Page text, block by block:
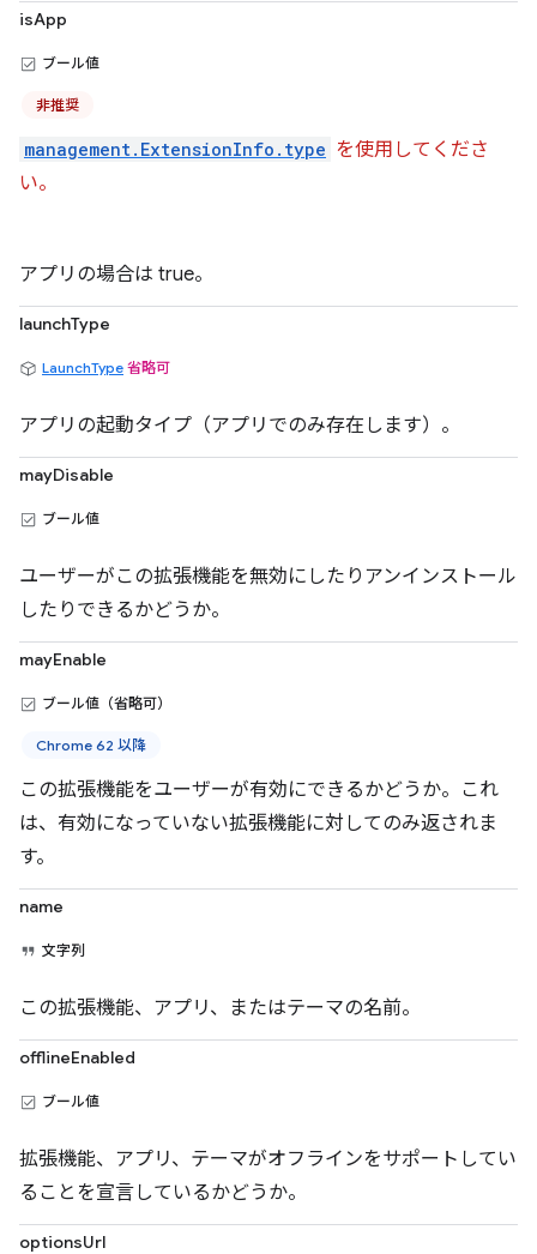
isApp
ブール値
非推奨
management.ExtensionInfo.type を使用してくださ
い。
アプリの場合は true。
launchType
LaunchType 省略可
アプリの起動タイプ（アプリでのみ存在します）。
mayDisable
ブール値
ユーザーがこの拡張機能を無効にしたりアンインストール
したりできるかどうか。
mayEnable
ブール値（省略可）
Chrome 62 以降
この拡張機能をユーザーが有効にできるかどうか。これ
は、有効になっていない拡張機能に対してのみ返されま
す。
name
文字列
この拡張機能、アプリ、またはテーマの名前。
offlineEnabled
ブール値
拡張機能、アプリ、テーマがオフラインをサポートしてい
ることを宣言しているかどうか。
optionsUrl